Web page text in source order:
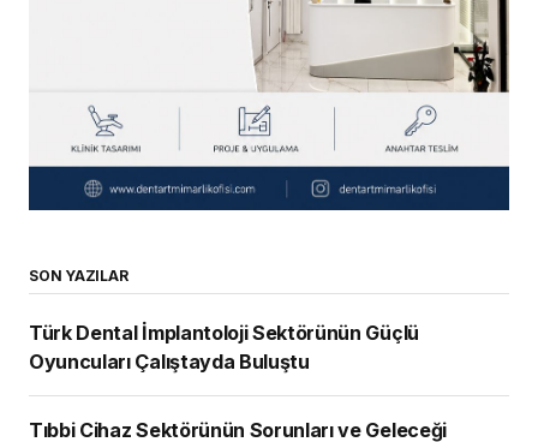
SON YAZILAR
Türk Dental İmplantoloji Sektörünün Güçlü
Oyuncuları Çalıştayda Buluştu
Tıbbi Cihaz Sektörünün Sorunları ve Geleceği